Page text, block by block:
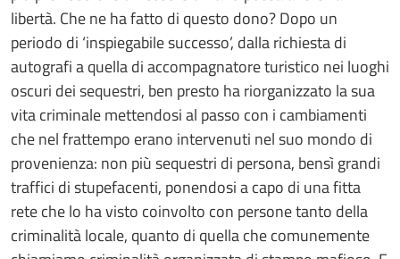
libertà. Che ne ha fatto di questo dono? Dopo un
periodo di ‘inspiegabile successo’, dalla richiesta di
autografi a quella di accompagnatore turistico nei luoghi
oscuri dei sequestri, ben presto ha riorganizzato la sua
vita criminale mettendosi al passo con i cambiamenti
che nel frattempo erano intervenuti nel suo mondo di
provenienza: non più sequestri di persona, bensì grandi
traffici di stupefacenti, ponendosi a capo di una fitta
rete che lo ha visto coinvolto con persone tanto della
criminalità locale, quanto di quella che comunemente